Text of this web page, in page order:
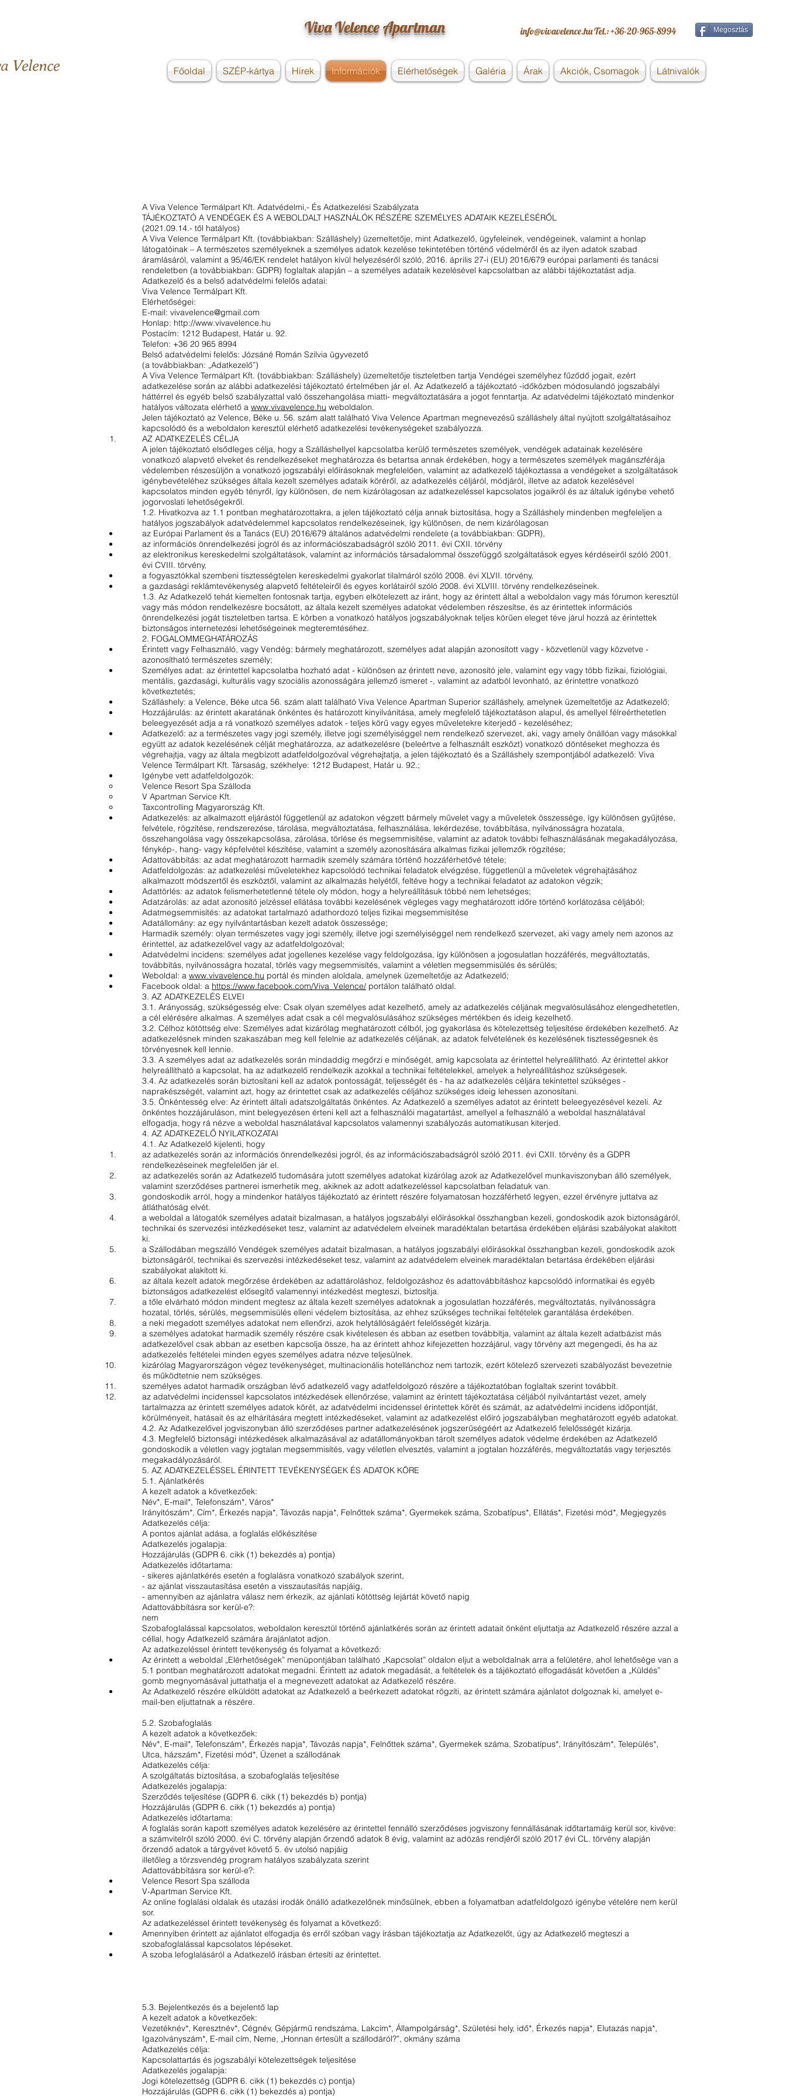
info@vivavelence.huTel.: +36-20-965-8994
Viva Velence Apartman Megosztás
Főoldal SZÉP-kártya Hírek Információk Elérhetőségek Galéria Árak Akciók, Csomagok Látnivalók
A Viva Velence Termálpart Kft. Adatvédelmi,- És Adatkezelési Szabályzata
TÁJÉKOZTATÓ A VENDÉGEK ÉS A WEBOLDALT HASZNÁLÓK RÉSZÉRE SZEMÉLYES ADATAIK KEZELÉSÉRŐL
(2021.09.14.- től hatályos)
A Viva Velence Termálpart Kft. (továbbiakban: Szálláshely) üzemeltetője, mint Adatkezelő, ügyfeleinek, vendégeinek, valamint a honlap
látogatóinak – A természetes személyeknek a személyes adatok kezelése tekintetében történő védelméről és az ilyen adatok szabad
áramlásáról, valamint a 95/46/EK rendelet hatályon kívül helyezéséről szóló, 2016. április 27-i (EU) 2016/679 európai parlamenti és tanácsi
rendeletben (a továbbiakban: GDPR) foglaltak alapján – a személyes adataik kezelésével kapcsolatban az alábbi tájékoztatást adja.
Adatkezelő és a belső adatvédelmi felelős adatai:
Viva Velence Termálpart Kft.
Elérhetőségei:
E-mail: vivavelence@gmail.com
Honlap: http://www.vivavelence.hu
Postacím: 1212 Budapest, Határ u. 92.
Telefon: +36 20 965 8994
Belső adatvédelmi felelős: Józsáné Román Szilvia ügyvezető
(a továbbiakban: „Adatkezelő”)
A Viva Velence Termálpart Kft. (továbbiakban: Szálláshely) üzemeltetője tiszteletben tartja Vendégei személyhez fűződő jogait, ezért
adatkezelése során az alábbi adatkezelési tájékoztató értelmében jár el. Az Adatkezelő a tájékoztató -időközben módosulandó jogszabályi
háttérrel és egyéb belső szabályzattal való összehangolása miatti- megváltoztatására a jogot fenntartja. Az adatvédelmi tájékoztató mindenkor
hatályos változata elérhető a www.vivavelence.hu weboldalon.
Jelen tájékoztató az Velence, Béke u. 56. szám alatt található Viva Velence Apartman megnevezésű szálláshely által nyújtott szolgáltatásaihoz
kapcsolódó és a weboldalon keresztül elérhető adatkezelési tevékenységeket szabályozza.
AZ ADATKEZELÉS CÉLJA
A jelen tájékoztató elsődleges célja, hogy a Szálláshellyel kapcsolatba kerülő természetes személyek, vendégek adatainak kezelésére
vonatkozó alapvető elveket és rendelkezéseket meghatározza és betartsa annak érdekében, hogy a természetes személyek magánszférája
védelemben részesüljön a vonatkozó jogszabályi előírásoknak megfelelően, valamint az adatkezelő tájékoztassa a vendégeket a szolgáltatások
igénybevételéhez szükséges általa kezelt személyes adataik köréről, az adatkezelés céljáról, módjáról, illetve az adatok kezelésével
kapcsolatos minden egyéb tényről, így különösen, de nem kizárólagosan az adatkezeléssel kapcsolatos jogaikról és az általuk igénybe vehető
jogorvoslati lehetőségekről.
1.2. Hivatkozva az 1.1 pontban meghatározottakra, a jelen tájékoztató célja annak biztosítása, hogy a Szálláshely mindenben megfeleljen a
hatályos jogszabályok adatvédelemmel kapcsolatos rendelkezéseinek, így különösen, de nem kizárólagosan
az Európai Parlament és a Tanács (EU) 2016/679 általános adatvédelmi rendelete (a továbbiakban: GDPR),
az információs önrendelkezési jogról és az információszabadságról szóló 2011. évi CXII. törvény
az elektronikus kereskedelmi szolgáltatások, valamint az információs társadalommal összefüggő szolgáltatások egyes kérdéseiről szóló 2001.
évi CVIII. törvény,
a fogyasztókkal szembeni tisztességtelen kereskedelmi gyakorlat tilalmáról szóló 2008. évi XLVII. törvény,
a gazdasági reklámtevékenység alapvető feltételeiről és egyes korlátairól szóló 2008. évi XLVIII. törvény rendelkezéseinek.
1.3. Az Adatkezelő tehát kiemelten fontosnak tartja, egyben elkötelezett az iránt, hogy az érintett által a weboldalon vagy más fórumon keresztül
vagy más módon rendelkezésre bocsátott, az általa kezelt személyes adatokat védelemben részesítse, és az érintettek információs
önrendelkezési jogát tiszteletben tartsa. E körben a vonatkozó hatályos jogszabályoknak teljes körűen eleget téve járul hozzá az érintettek
biztonságos internetezési lehetőségeinek megteremtéséhez.
2. FOGALOMMEGHATÁROZÁS
Érintett vagy Felhasználó, vagy Vendég: bármely meghatározott, személyes adat alapján azonosított vagy - közvetlenül vagy közvetve -
azonosítható természetes személy;
Személyes adat: az érintettel kapcsolatba hozható adat - különösen az érintett neve, azonosító jele, valamint egy vagy több fizikai, fiziológiai,
mentális, gazdasági, kulturális vagy szociális azonosságára jellemző ismeret -, valamint az adatból levonható, az érintettre vonatkozó
következtetés;
Szálláshely: a Velence, Béke utca 56. szám alatt található Viva Velence Apartman Superior szálláshely, amelynek üzemeltetője az Adatkezelő;
Hozzájárulás: az érintett akaratának önkéntes és határozott kinyilvánítása, amely megfelelő tájékoztatáson alapul, és amellyel félreérthetetlen
beleegyezését adja a rá vonatkozó személyes adatok - teljes körű vagy egyes műveletekre kiterjedő - kezeléséhez;
Adatkezelő: az a természetes vagy jogi személy, illetve jogi személyiséggel nem rendelkező szervezet, aki, vagy amely önállóan vagy másokkal
együtt az adatok kezelésének célját meghatározza, az adatkezelésre (beleértve a felhasznált eszközt) vonatkozó döntéseket meghozza és
végrehajtja, vagy az általa megbízott adatfeldolgozóval végrehajtatja, a jelen tájékoztató és a Szálláshely szempontjából adatkezelő: Viva
Velence Termálpart Kft. Társaság, székhelye: 1212 Budapest, Határ u. 92.;
Igénybe vett adatfeldolgozók:
Velence Resort Spa Szálloda
V Apartman Service Kft.
Taxcontrolling Magyarország Kft.
Adatkezelés: az alkalmazott eljárástól függetlenül az adatokon végzett bármely művelet vagy a műveletek összessége, így különösen gyűjtése,
felvétele, rögzítése, rendszerezése, tárolása, megváltoztatása, felhasználása, lekérdezése, továbbítása, nyilvánosságra hozatala,
összehangolása vagy összekapcsolása, zárolása, törlése és megsemmisítése, valamint az adatok további felhasználásának megakadályozása,
fénykép-, hang- vagy képfelvétel készítése, valamint a személy azonosítására alkalmas fizikai jellemzők rögzítése;
Adattovábbítás: az adat meghatározott harmadik személy számára történő hozzáférhetővé tétele;
Adatfeldolgozás: az adatkezelési műveletekhez kapcsolódó technikai feladatok elvégzése, függetlenül a műveletek végrehajtásához
alkalmazott módszertől és eszköztől, valamint az alkalmazás helyétől, feltéve hogy a technikai feladatot az adatokon végzik;
Adattörlés: az adatok felismerhetetlenné tétele oly módon, hogy a helyreállításuk többé nem lehetséges;
Adatzárolás: az adat azonosító jelzéssel ellátása további kezelésének végleges vagy meghatározott időre történő korlátozása céljából;
Adatmegsemmisítés: az adatokat tartalmazó adathordozó teljes fizikai megsemmisítése
Adatállomány: az egy nyilvántartásban kezelt adatok összessége;
Harmadik személy: olyan természetes vagy jogi személy, illetve jogi személyiséggel nem rendelkező szervezet, aki vagy amely nem azonos az
érintettel, az adatkezelővel vagy az adatfeldolgozóval;
Adatvédelmi incidens: személyes adat jogellenes kezelése vagy feldolgozása, így különösen a jogosulatlan hozzáférés, megváltoztatás,
továbbítás, nyilvánosságra hozatal, törlés vagy megsemmisítés, valamint a véletlen megsemmisülés és sérülés;
Weboldal: a www.vivavelence.hu portál és minden aloldala, amelynek üzemeltetője az Adatkezelő;
Facebook oldal: a https://www.facebook.com/Viva_Velence/ portálon található oldal.
3. AZ ADATKEZELÉS ELVEI
3.1. Arányosság, szükségesség elve: Csak olyan személyes adat kezelhető, amely az adatkezelés céljának megvalósulásához elengedhetetlen,
a cél elérésére alkalmas. A személyes adat csak a cél megvalósulásához szükséges mértékben és ideig kezelhető.
3.2. Célhoz kötöttség elve: Személyes adat kizárólag meghatározott célból, jog gyakorlása és kötelezettség teljesítése érdekében kezelhető. Az
adatkezelésnek minden szakaszában meg kell felelnie az adatkezelés céljának, az adatok felvételének és kezelésének tisztességesnek és
törvényesnek kell lennie.
3.3. A személyes adat az adatkezelés során mindaddig megőrzi e minőségét, amíg kapcsolata az érintettel helyreállítható. Az érintettel akkor
helyreállítható a kapcsolat, ha az adatkezelő rendelkezik azokkal a technikai feltételekkel, amelyek a helyreállításhoz szükségesek.
3.4. Az adatkezelés során biztosítani kell az adatok pontosságát, teljességét és - ha az adatkezelés céljára tekintettel szükséges -
naprakészségét, valamint azt, hogy az érintettet csak az adatkezelés céljához szükséges ideig lehessen azonosítani.
3.5. Önkéntesség elve: Az érintett általi adatszolgáltatás önkéntes. Az Adatkezelő a személyes adatot az érintett beleegyezésével kezeli. Az
önkéntes hozzájáruláson, mint belegyezésen érteni kell azt a felhasználói magatartást, amellyel a felhasználó a weboldal használatával
elfogadja, hogy rá nézve a weboldal használatával kapcsolatos valamennyi szabályozás automatikusan kiterjed.
4. AZ ADATKEZELŐ NYILATKOZATAI
4.1. Az Adatkezelő kijelenti, hogy
az adatkezelés során az információs önrendelkezési jogról, és az információszabadságról szóló 2011. évi CXII. törvény és a GDPR
rendelkezéseinek megfelelően jár el.
az adatkezelés során az Adatkezelő tudomására jutott személyes adatokat kizárólag azok az Adatkezelővel munkaviszonyban álló személyek,
valamint szerződéses partnerei ismerhetik meg, akiknek az adott adatkezeléssel kapcsolatban feladatuk van.
gondoskodik arról, hogy a mindenkor hatályos tájékoztató az érintett részére folyamatosan hozzáférhető legyen, ezzel érvényre juttatva az
átláthatóság elvét.
a weboldal a látogatók személyes adatait bizalmasan, a hatályos jogszabályi előírásokkal összhangban kezeli, gondoskodik azok biztonságáról,
technikai és szervezési intézkedéseket tesz, valamint az adatvédelem elveinek maradéktalan betartása érdekében eljárási szabályokat alakított
ki.
a Szállodában megszálló Vendégek személyes adatait bizalmasan, a hatályos jogszabályi előírásokkal összhangban kezeli, gondoskodik azok
biztonságáról, technikai és szervezési intézkedéseket tesz, valamint az adatvédelem elveinek maradéktalan betartása érdekében eljárási
szabályokat alakított ki.
az általa kezelt adatok megőrzése érdekében az adattároláshoz, feldolgozáshoz és adattovábbításhoz kapcsolódó informatikai és egyéb
biztonságos adatkezelést elősegítő valamennyi intézkedést megteszi, biztosítja.
a tőle elvárható módon mindent megtesz az általa kezelt személyes adatoknak a jogosulatlan hozzáférés, megváltoztatás, nyilvánosságra
hozatal, törlés, sérülés, megsemmisülés elleni védelem biztosítása, az ehhez szükséges technikai feltételek garantálása érdekében.
a neki megadott személyes adatokat nem ellenőrzi, azok helytállóságáért felelősségét kizárja.
a személyes adatokat harmadik személy részére csak kivételesen és abban az esetben továbbítja, valamint az általa kezelt adatbázist más
adatkezelővel csak abban az esetben kapcsolja össze, ha az érintett ahhoz kifejezetten hozzájárul, vagy törvény azt megengedi, és ha az
adatkezelés feltételei minden egyes személyes adatra nézve teljesülnek.
kizárólag Magyarországon végez tevékenységet, multinacionális hotellánchoz nem tartozik, ezért kötelező szervezeti szabályozást bevezetnie
és működtetnie nem szükséges.
személyes adatot harmadik országban lévő adatkezelő vagy adatfeldolgozó részére a tájékoztatóban foglaltak szerint továbbít.
az adatvédelmi incidenssel kapcsolatos intézkedések ellenőrzése, valamint az érintett tájékoztatása céljából nyilvántartást vezet, amely
tartalmazza az érintett személyes adatok körét, az adatvédelmi incidenssel érintettek körét és számát, az adatvédelmi incidens időpontját,
körülményeit, hatásait és az elhárítására megtett intézkedéseket, valamint az adatkezelést előíró jogszabályban meghatározott egyéb adatokat.
4.2. Az Adatkezelővel jogviszonyban álló szerződéses partner adatkezelésének jogszerűségéért az Adatkezelő felelősségét kizárja.
4.3. Megfelelő biztonsági intézkedések alkalmazásával az adatállományokban tárolt személyes adatok védelme érdekében az Adatkezelő
gondoskodik a véletlen vagy jogtalan megsemmisítés, vagy véletlen elvesztés, valamint a jogtalan hozzáférés, megváltoztatás vagy terjesztés
megakadályozásáról.
5. AZ ADATKEZELÉSSEL ÉRINTETT TEVÉKENYSÉGEK ÉS ADATOK KÖRE
5.1. Ajánlatkérés
A kezelt adatok a következőek:
Név*, E-mail*, Telefonszám*, Város*
Irányítószám*, Cím*, Érkezés napja*, Távozás napja*, Felnőttek száma*, Gyermekek száma, Szobatípus*, Ellátás*, Fizetési mód*, Megjegyzés
Adatkezelés célja:
A pontos ajánlat adása, a foglalás előkészítése
Adatkezelés jogalapja:
Hozzájárulás (GDPR 6. cikk (1) bekezdés a) pontja)
Adatkezelés időtartama:
- sikeres ajánlatkérés esetén a foglalásra vonatkozó szabályok szerint,
- az ajánlat visszautasítása esetén a visszautasítás napjáig,
- amennyiben az ajánlatra válasz nem érkezik, az ajánlati kötöttség lejártát követő napig
Adattovábbításra sor kerül-e?:
nem
Szobafoglalással kapcsolatos, weboldalon keresztül történő ajánlatkérés során az érintett adatait önként eljuttatja az Adatkezelő részére azzal a
céllal, hogy Adatkezelő számára árajánlatot adjon.
Az adatkezeléssel érintett tevékenység és folyamat a következő:
Az érintett a weboldal „Elérhetőségek” menüpontjában található „Kapcsolat” oldalon eljut a weboldalnak arra a felületére, ahol lehetősége van a
5.1 pontban meghatározott adatokat megadni. Érintett az adatok megadását, a feltételek és a tájékoztató elfogadását követően a „Küldés”
gomb megnyomásával juttathatja el a megnevezett adatokat az Adatkezelő részére.
Az Adatkezelő részére elküldött adatokat az Adatkezelő a beérkezett adatokat rögzíti, az érintett számára ajánlatot dolgoznak ki, amelyet e-
mail-ben eljuttatnak a részére.
5.2. Szobafoglalás
A kezelt adatok a következőek:
Név*, E-mail*, Telefonszám*, Érkezés napja*, Távozás napja*, Felnőttek száma*, Gyermekek száma, Szobatípus*, Irányítószám*, Település*,
Utca, házszám*, Fizetési mód*, Üzenet a szállodának
Adatkezelés célja:
A szolgáltatás biztosítása, a szobafoglalás teljesítése
Adatkezelés jogalapja:
Szerződés teljesítése (GDPR 6. cikk (1) bekezdés b) pontja)
Hozzájárulás (GDPR 6. cikk (1) bekezdés a) pontja)
Adatkezelés időtartama:
A foglalás során kapott személyes adatok kezelésére az érintettel fennálló szerződéses jogviszony fennállásának időtartamáig kerül sor, kivéve:
a számvitelről szóló 2000. évi C. törvény alapján őrzendő adatok 8 évig, valamint az adózás rendjéről szóló 2017 évi CL. törvény alapján
őrzendő adatok a tárgyévet követő 5. év utolsó napjáig
illetőleg a törzsvendég program hatályos szabályzata szerint
Adattovábbításra sor kerül-e?:
Velence Resort Spa szálloda
V-Apartman Service Kft.
Az online foglalási oldalak és utazási irodák önálló adatkezelőnek minősülnek, ebben a folyamatban adatfeldolgozó igénybe vételére nem kerül
sor.
Az adatkezeléssel érintett tevékenység és folyamat a következő:
Amennyiben érintett az ajánlatot elfogadja és erről szóban vagy írásban tájékoztatja az Adatkezelőt, úgy az Adatkezelő megteszi a
szobafoglalással kapcsolatos lépéseket.
A szoba lefoglalásáról a Adatkezelő írásban értesíti az érintettet.
5.3. Bejelentkezés és a bejelentő lap
A kezelt adatok a következőek:
Vezetéknév*, Keresztnév*, Cégnév, Gépjármű rendszáma, Lakcím*, Állampolgárság*, Születési hely, idő*, Érkezés napja*, Elutazás napja*,
Igazolványszám*, E-mail cím, Neme, „Honnan értesült a szállodáról?”, okmány száma
Adatkezelés célja:
Kapcsolattartás és jogszabályi kötelezettségek teljesítése
Adatkezelés jogalapja:
Jogi kötelezettség (GDPR 6. cikk (1) bekezdés c) pontja)
Hozzájárulás (GDPR 6. cikk (1) bekezdés a) pontja)